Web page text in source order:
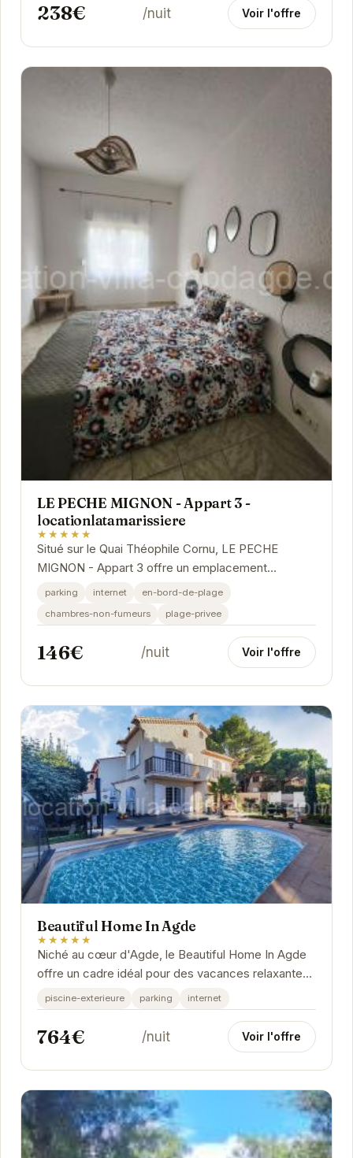
238€ /nuit Voir l'offre
LE PECHE MIGNON - Appart 3 -
locationlatamarissiere
★★★★★
Situé sur le Quai Théophile Cornu, LE PECHE
MIGNON - Appart 3 offre un emplacement
privilégié pour explorer Agde. Avec ses
parking internet
en-bord-de-plage
chambres-non-fumeurs
plage-privee
146€ /nuit Voir l'offre
Beautiful Home In Agde
★★★★★
Niché au cœur d'Agde, le Beautiful Home In Agde
offre un cadre idéal pour des vacances relaxantes.
Ses équipements modernes et son atmosphère...
piscine-exterieure parking internet
764€ /nuit Voir l'offre